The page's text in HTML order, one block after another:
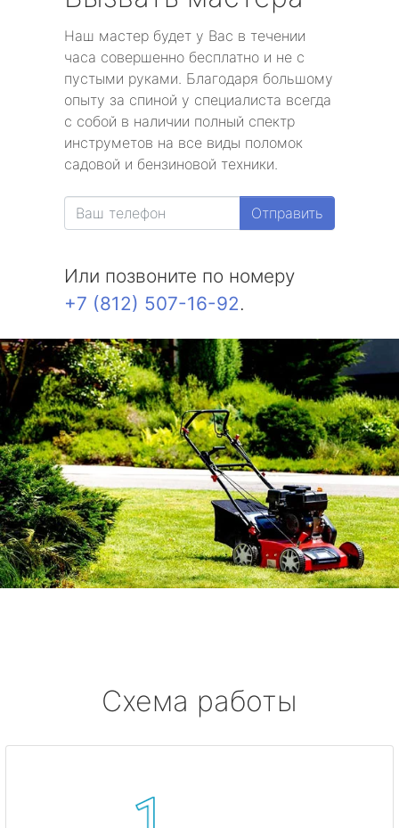
Наш мастер будет у Вас в течении
часа совершенно бесплатно и не с
пустыми руками. Благодаря большому
опыту за спиной у специалиста всегда
с собой в наличии полный спектр
инструметов на все виды поломок
садовой и бензиновой техники.
Отправить
Или позвоните по номеру
+7 (812) 507-16-92.
Схема работы